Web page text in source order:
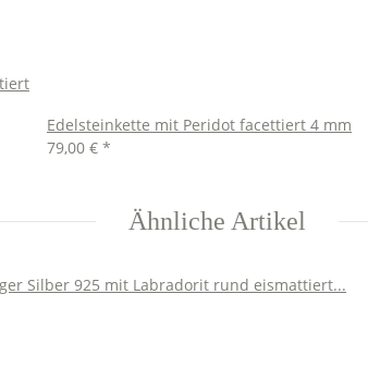
Edelsteinkette mit Peridot facettiert 4 mm
79,00 € *
Ähnliche Artikel